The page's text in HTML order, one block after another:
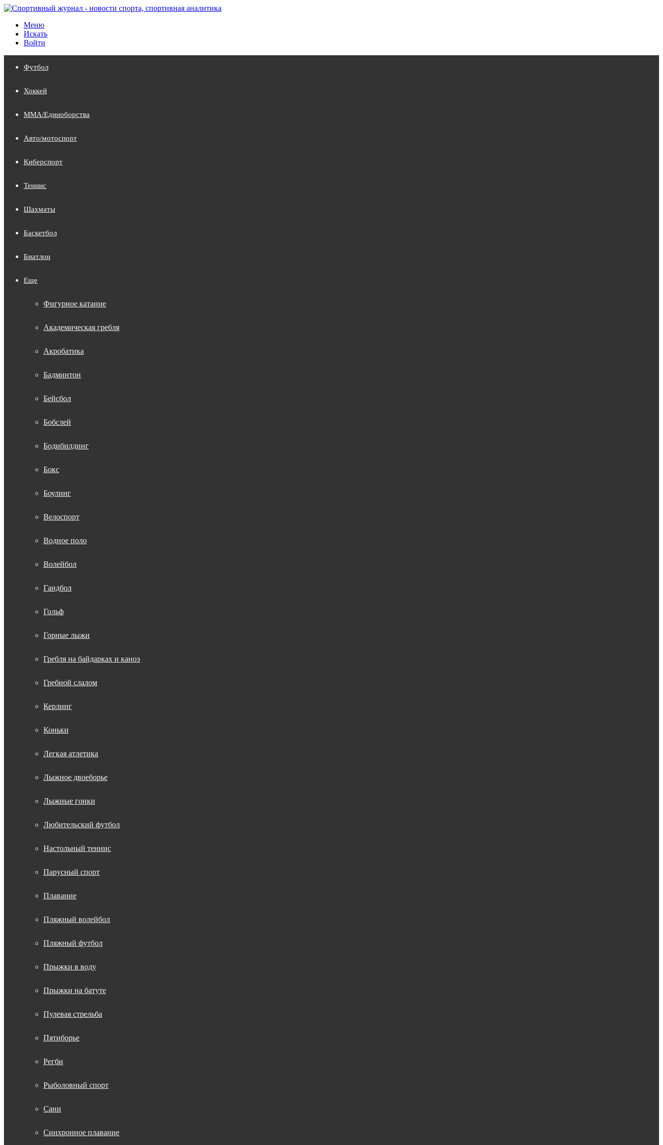
Меню
Искать
Войти
Футбол
Хоккей
MMA/Единоборства
Авто/мотоспорт
Киберспорт
Теннис
Шахматы
Баскетбол
Биатлон
Еще
Фигурное катание
Академическая гребля
Акробатика
Бадминтон
Бейсбол
Бобслей
Бодибилдинг
Бокс
Боулинг
Велоспорт
Водное поло
Волейбол
Гандбол
Гольф
Горные лыжи
Гребля на байдарках и каноэ
Гребной слалом
Керлинг
Коньки
Легкая атлетика
Лыжное двоеборье
Лыжные гонки
Любительский футбол
Настольный теннис
Парусный спорт
Плавание
Пляжный волейбол
Пляжный футбол
Прыжки в воду
Прыжки на батуте
Пулевая стрельба
Пятиборье
Регби
Рыболовный спорт
Сани
Синхронное плавание